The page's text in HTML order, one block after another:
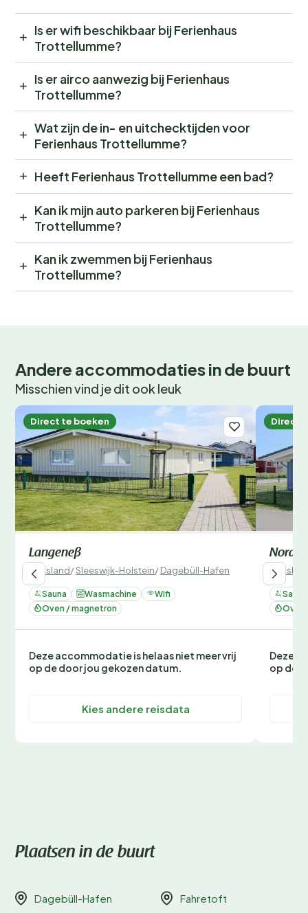
Is er wifi beschikbaar bij Ferienhaus
Trottellumme?
Is er airco aanwezig bij Ferienhaus
Trottellumme?
Wat zijn de in- en uitchecktijden voor
Ferienhaus Trottellumme?
Heeft Ferienhaus Trottellumme een bad?
Kan ik mijn auto parkeren bij Ferienhaus
Trottellumme?
Kan ik zwemmen bij Ferienhaus
Trottellumme?
Andere accommodaties in de buurt
Misschien vind je dit ook leuk
Direct te boeken
Langeneß
Duitsland/Sleeswijk-Holstein/Dagebüll-Hafen
Sauna Wasmachine
Wifi
Oven / magnetron
Deze accommodatie is helaas niet meer vrij
op de door jou gekozen datum.
Kies andere reisdata
Direct
Sauna
Oven
Deze
op de
Plaatsen in de buurt
Dagebüll-Hafen Fahretoft